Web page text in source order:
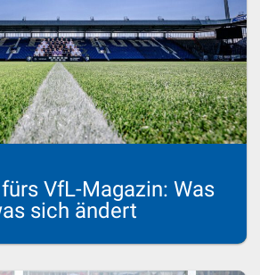
VfL-Magazin: Was
sich ändert